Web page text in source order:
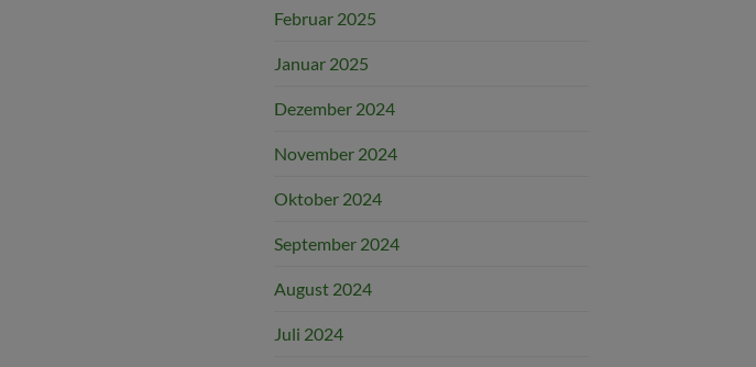
Februar 2025
Januar 2025
Dezember 2024
November 2024
Oktober 2024
September 2024
August 2024
Juli 2024